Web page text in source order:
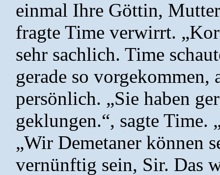
einmal Ihre Göttin,
fragte Time verwirrt.
sehr sachlich. Time
gerade so
persönlich. „Sie haben
geklungen.“, sagte Time.
„Wir Demetaner können
vernünftig sein, Sir. Das